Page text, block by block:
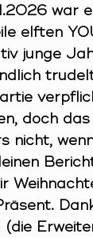
war
elften
junge
doch
nicht,
Präsent.
(die